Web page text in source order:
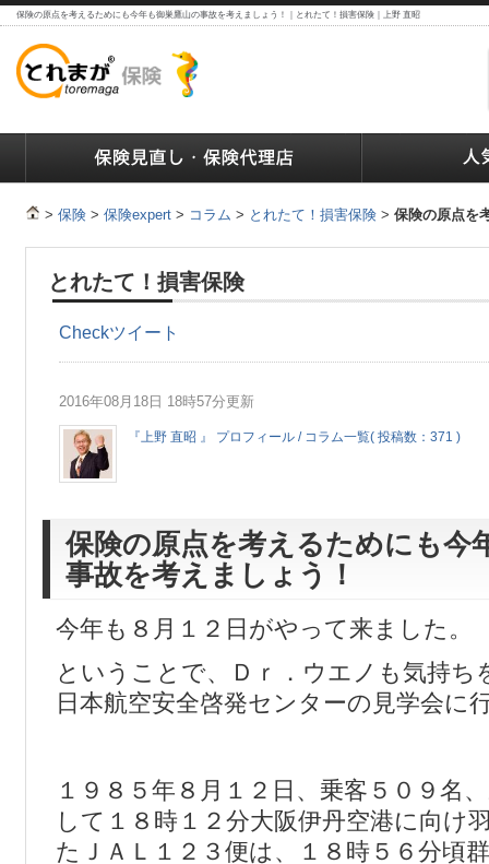
保険の原点を考えるためにも今年も御巣鷹山の事故を考えましょう！｜とれたて！損害保険｜上野 直昭
> 保険 > 保険expert > コラム > とれたて！損害保険 > 保険の原点を
とれたて！損害保険
Checkツイート
2016年08月18日 18時57分更新
『上野 直昭 』 プロフィール / コラム一覧( 投稿数：371 )
保険の原点を考えるためにも今
事故を考えましょう！
今年も８月１２日がやって来ました。
ということで、Ｄｒ．ウエノも気持ち
日本航空安全啓発センターの見学会に
１９８５年８月１２日、乗客５０９名
して１８時１２分大阪伊丹空港に向け
たＪＡＬ１２３便は、１８時５６分頃